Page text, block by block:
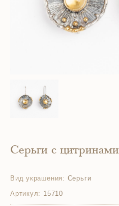
Серьги с цитринами
Вид украшения: Серьги
Артикул: 15710